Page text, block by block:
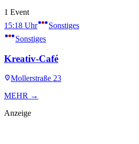
1 Event
15:18 Uhr
Sonstiges
Sonstiges
Kreativ-Café
Mollerstraße 23
MEHR →
Anzeige